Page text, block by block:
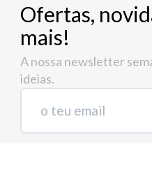
Ofertas,
mais!
A nossa newsletter
ideias.